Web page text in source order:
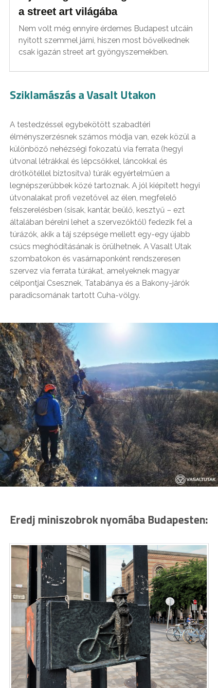
a street art világába
Nem volt még ennyire érdemes Budapest utcáin
nyitott szemmel járni, hiszen most bővelkednek
csak igazán street art gyöngyszemekben.
Sziklamászás a Vasalt Utakon
A testedzéssel egybekötött szabadtéri
élményszerzésnek számos módja van, ezek közül a
különböző nehézségi fokozatú via ferrata (hegyi
útvonal létrákkal és lépcsőkkel, láncokkal és
drótkötéllel biztosítva) túrák egyértelműen a
legnépszerűbbek közé tartoznak. A jól kiépített hegyi
útvonalakat profi vezetővel az élen, megfelelő
felszerelésben (sisak, kantár, beülő, kesztyű – ezt
általában bérelni lehet a szervezőktől) fedezik fel a
túrázók, akik a táj szépsége mellett egy-egy újabb
csúcs meghódításának is örülhetnek. A Vasalt Utak
szombatokon és vasárnaponként rendszeresen
szervez via ferrata túrákat, amelyeknek magyar
célpontjai Csesznek, Tatabánya és a Bakony-járók
paradicsomának tartott Cuha-völgy.
Eredj miniszobrok nyomába Budapesten: